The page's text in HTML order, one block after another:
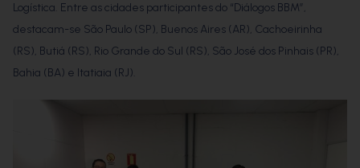
Logística. Entre as cidades participantes do “Diálogos BBM”,
destacam-se São Paulo (SP), Buenos Aires (AR), Cachoeirinha
(RS), Butiá (RS), Rio Grande do Sul (RS), São José dos Pinhais (PR),
Bahia (BA) e Itatiaia (RJ).